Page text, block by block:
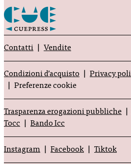
Contatti Vendite
Condizioni d’acquisto Privacy
Preferenze cookie
Trasparenza erogazioni pubbliche
Tocc
Bando Icc
Instagram Facebook Tiktok